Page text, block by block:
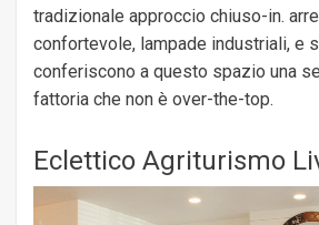
tradizionale approccio chiuso-in.
confortevole, lampade industriali, e
conferiscono a questo spazio una
fattoria che non è over-the-top.
Eclettico Agriturismo